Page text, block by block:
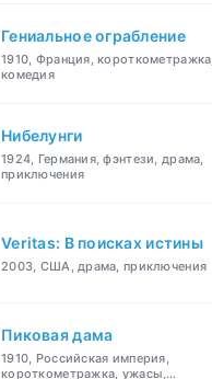
Гениальное ограбление
1910, Франция, короткометражка,
комедия
Нибелунги
1924, Германия, фэнтези, драма,
приключения
Veritas: В поисках истины
2003, США, драма, приключения
Пиковая дама
1910, Российская империя,
короткометражка, ужасы,